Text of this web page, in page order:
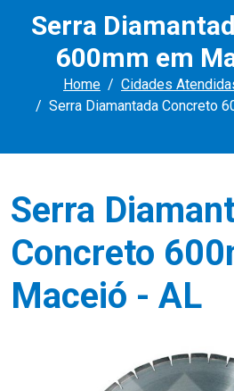
Serra
600mm em
Home Cidades
Serra Diamantada Concreto
Serra
Concreto
Maceió - AL